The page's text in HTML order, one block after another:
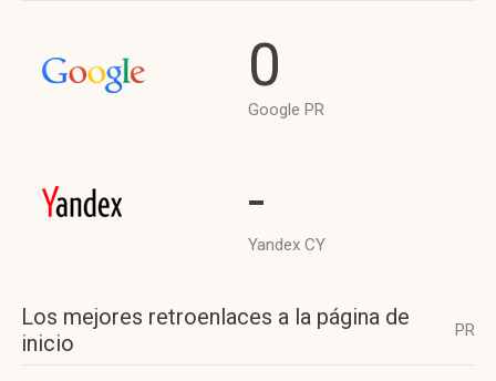
0
Google PR
-
Yandex CY
Los mejores retroenlaces a la página de
inicio
PR